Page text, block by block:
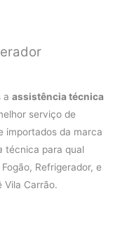
aassistência técnica
serviço de
importados da marca
técnica para qual
Refrigerador, e
Vila Carrão.